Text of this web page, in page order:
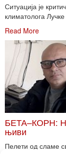
Ситуација је
климатолога
Read More
БЕТА–КОРН:
њиви
Пелети од сламе